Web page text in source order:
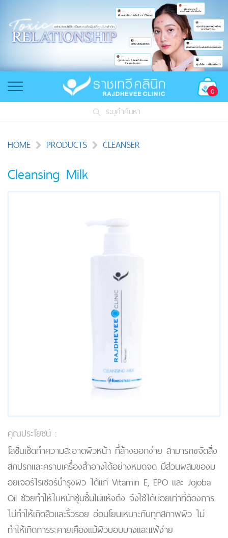
0
ระบุคำค้นหา
HOME PRODUCTS CLEANSER
Cleansing Milk
คุณประโยชน์ :
โลชั่นเช็ดทำความสะอาดผิวหน้า ที่ล้างออกง่าย สามารถขจัดสิ่ง
สกปรกและคราบเครื่องสำอางได้อย่างหมดจด มีส่วนผสมของม
อยเจอร์ไรเซอร์บำรุงผิว ได้แก่ Vitamin E, EPO และ Jojoba
Oil ช่วยทำให้ใบหน้าชุ่มชื้นไม่แห้งตึง จึงใช้ได้บ่อยเท่าที่ต้องการ
ไม่ทำให้เกิดสิวและริ้วรอย อ่อนโยนเหมาะกับทุกสภาพผิว ไม่
ทำให้เกิดการระคายเคืองแม้ผิวบอบบางและแพ้ง่าย